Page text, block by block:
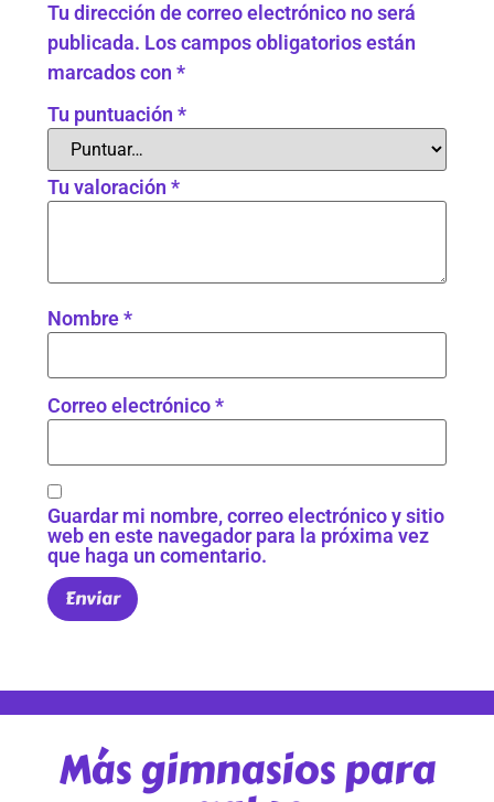
Tu dirección de correo electrónico no será
publicada. Los campos obligatorios están
marcados con*
Tu puntuación*
Tu valoración*
Nombre*
Correo electrónico*
Guardar mi nombre, correo electrónico y sitio
web en este navegador para la próxima vez
que haga un comentario.
Más gimnasios para